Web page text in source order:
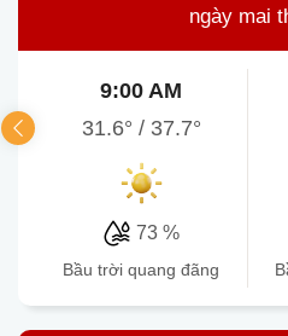
ngày mai
9:00 AM
31.6° / 37.7°
73 %
bầu trời quang đãng